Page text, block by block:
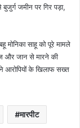
जमीन पर गिर पड़ा,
मोनिका साहू को पूरे मामले
और जान से मारने की
आरोपियों के खिलाफ सख्त
मारपीट